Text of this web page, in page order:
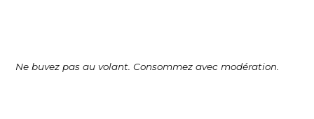
Ne buvez pas au volant. Consommez avec modération.